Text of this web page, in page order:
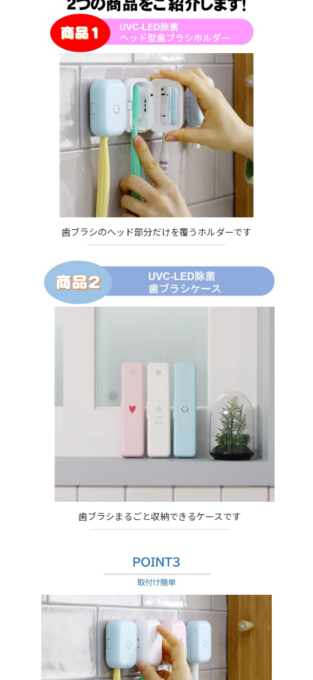
歯ブラシのヘッド部分だけを覆うホルダーです
歯ブラシまるごと収納できるケースです